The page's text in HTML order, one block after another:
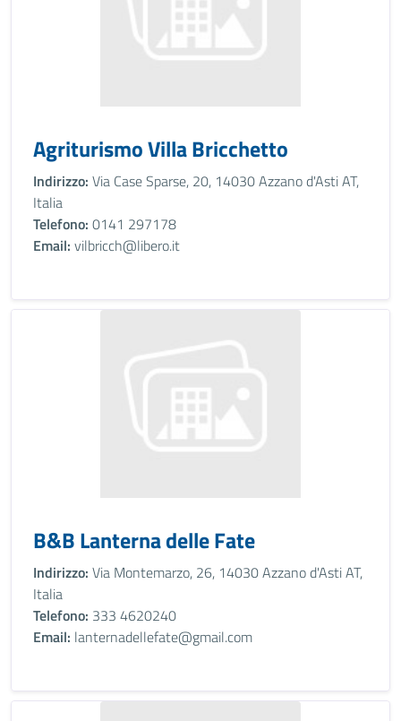
Agriturismo Villa Bricchetto
Indirizzo: Via Case Sparse, 20, 14030 Azzano d'Asti AT,
Italia
Telefono: 0141 297178
Email: vilbricch@libero.it
B&B Lanterna delle Fate
Indirizzo: Via Montemarzo, 26, 14030 Azzano d'Asti AT,
Italia
Telefono: 333 4620240
Email: lanternadellefate@gmail.com